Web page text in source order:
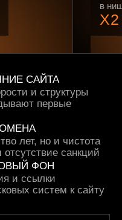
в
X2
САЙТА
и структуры
первые
лет, но и чистота
санкций
ФОН
и ссылки
систем к сайту